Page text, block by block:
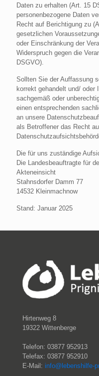
Daten zu erhalten (Art. 15
personenbezogene Daten
Recht auf Berichtigung zu
gesetzlichen
oder Einschränkung der
Widerspruch gegen die
DSGVO).
Sollten Sie der Auffassung
korrekt gehandelt und/ oder
sachgemäß oder
einen entsprechenden
an unsere
als Betroffener das Recht
Die für uns zuständige
Die Landesbeauftragte für
Akteneinsicht
Stahnsdorfer Damm 77
14532 Kleinmachnow
Stand: Januar 2025
Hirtenweg 8
19322 Wittenberge
Telefon: 03877 952913
Telefax: 03877 952910
E-Mail: info@lebenshilfe-